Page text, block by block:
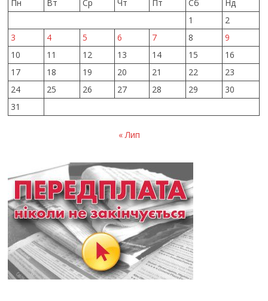
Пн
Вт Ср Чт Пт Сб
Нд
1
2
3
4 5 6 7 8
9
10
11 12 13 14 15
16
17
18 19 20 21 22
23
24
25 26 27 28 29
30
31
« Лип